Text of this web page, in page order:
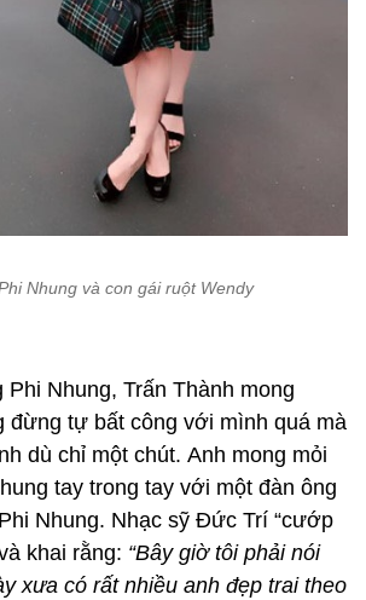
Nhung và con gái ruột Wendy
Phi Nhung, Trấn Thành mong
đừng tự bất công với mình quá mà
dù chỉ một chút. Anh mong mỏi
tay trong tay với một đàn ông
Nhung. Nhạc sỹ Đức Trí “cướp
khai rằng: “Bây giờ tôi phải nói
xưa có rất nhiều anh đẹp trai theo